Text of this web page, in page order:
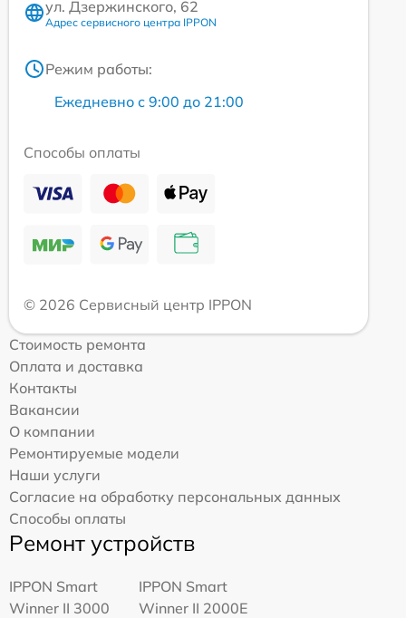
ул. Дзержинского, 62
Адрес сервисного центра IPPON
Режим работы:
Ежедневно с 9:00 до 21:00
Способы оплаты
© 2026 Сервисный центр IPPON
Стоимость ремонта
Оплата и доставка
Контакты
Вакансии
О компании
Ремонтируемые модели
Наши услуги
Согласие на обработку персональных данных
Способы оплаты
Ремонт устройств
IPPON Smart
Winner II 3000
IPPON Smart
Winner II 2000E